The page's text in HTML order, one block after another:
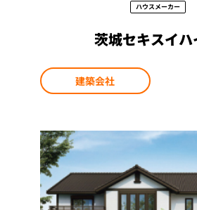
ハウスメーカー
茨城セキスイハ
建築会社